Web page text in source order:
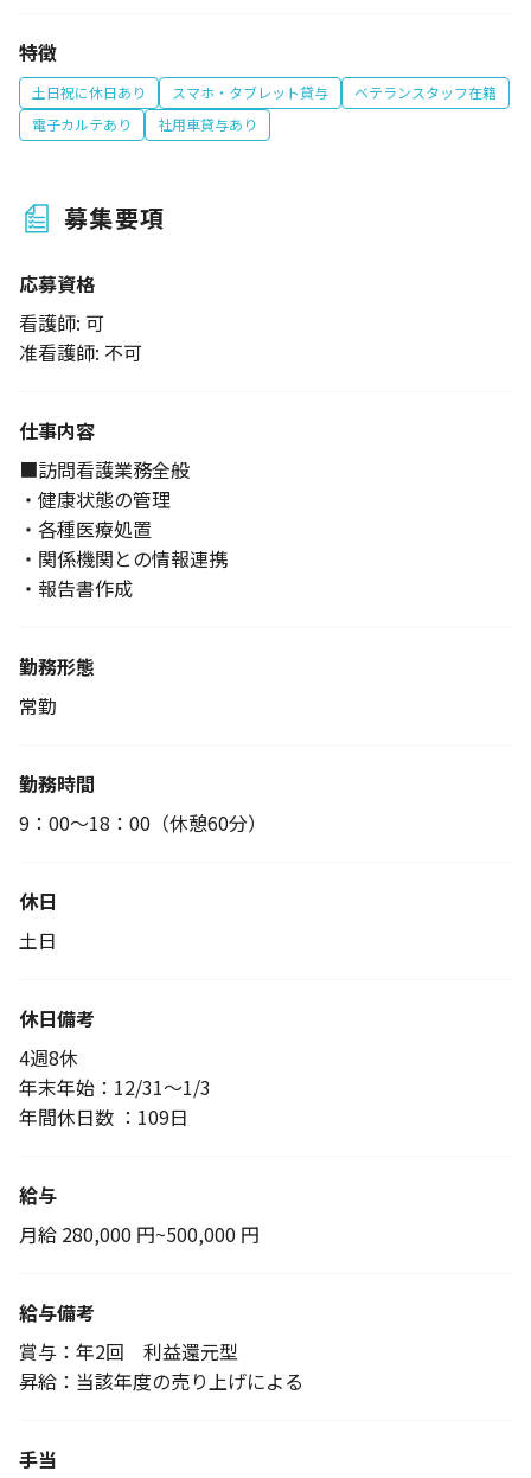
特徴
土日祝に休日あり スマホ・タブレット貸与
ベテランスタッフ在籍
電子カルテあり
社用車貸与あり
募集要項
応募資格
看護師: 可
准看護師: 不可
仕事内容
■訪問看護業務全般
・健康状態の管理
・各種医療処置
・関係機関との情報連携
・報告書作成
勤務形態
常勤
勤務時間
9：00～18：00（休憩60分）
休日
土日
休日備考
4週8休
年末年始：12/31～1/3
年間休日数 ：109日
給与
月給 280,000 円~500,000 円
給与備考
賞与：年2回 利益還元型
昇給：当該年度の売り上げによる
手当